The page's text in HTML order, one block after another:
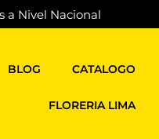
a Nivel Nacional
BLOG CATALOGO
FLORERIA LIMA